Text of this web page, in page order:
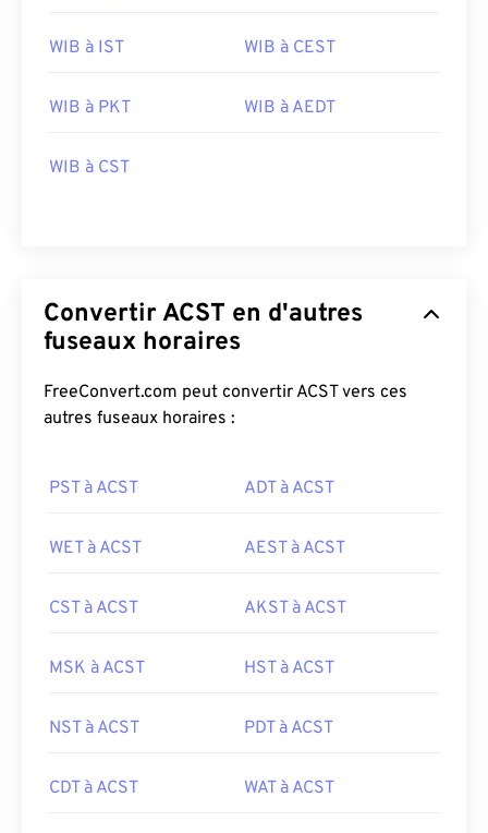
WIB à IST WIB à CEST
WIB à PKT WIB à AEDT
WIB à CST
Convertir ACST en d'autres
fuseaux horaires
FreeConvert.com peut convertir ACST vers ces
autres fuseaux horaires :
PST à ACST ADT à ACST
WET à ACST AEST à ACST
CST à ACST AKST à ACST
MSK à ACST HST à ACST
NST à ACST PDT à ACST
CDT à ACST WAT à ACST